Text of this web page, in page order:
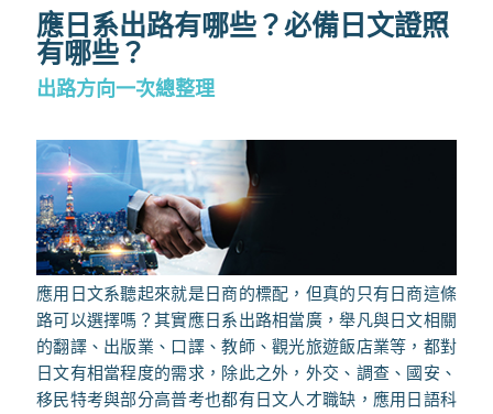
應日系出路有哪些？必備日文證照
有哪些？
出路方向一次總整理
應用日文系聽起來就是日商的標配，但真的只有日商這條
路可以選擇嗎？其實應日系出路相當廣，舉凡與日文相關
的翻譯、出版業、口譯、教師、觀光旅遊飯店業等，都對
日文有相當程度的需求，除此之外，外交、調查、國安、
移民特考與部分高普考也都有日文人才職缺，應用日語科